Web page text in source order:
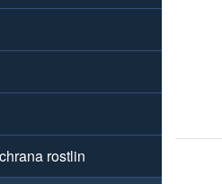
rostlin